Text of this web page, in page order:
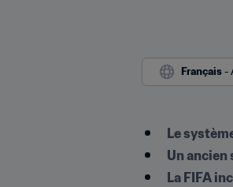
Français -
Le
Un ancien
La FIFA